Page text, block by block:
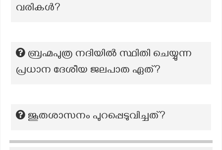
വരികൾ?
ബ്രഹ്മപുത്ര നദിയിൽ സ്ഥിതി ചെയ്യുന്ന
പ്രധാന ദേശീയ ജലപാത ഏത്?
ജൂതശാസനം പുറപ്പെടുവിച്ചത്?